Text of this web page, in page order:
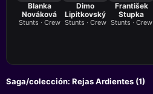
Blanka
Nováková
Stunts · Crew
Dimo
Lipitkovský
Stunts · Crew
František
Stupka
Stunts · Crew
Saga/colección: Rejas Ardientes (1)